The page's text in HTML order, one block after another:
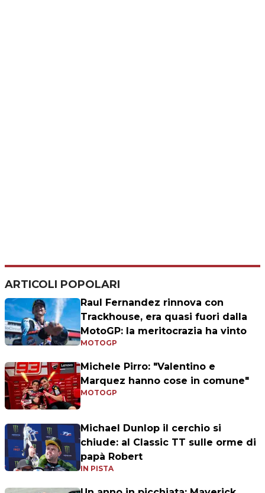
ARTICOLI POPOLARI
Raul Fernandez rinnova con
Trackhouse, era quasi fuori dalla
MotoGP: la meritocrazia ha vinto
MOTOGP
Michele Pirro: "Valentino e
Marquez hanno cose in comune"
MOTOGP
Michael Dunlop il cerchio si
chiude: al Classic TT sulle orme di
papà Robert
IN PISTA